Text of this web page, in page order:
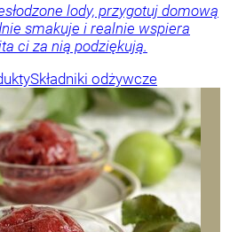
lody, przygotuj domową
smakuje i realnie wspiera
ci za nią podziękują.
Składniki odżywcze